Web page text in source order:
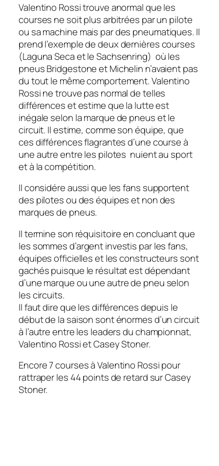
Valentino Rossi trouve anormal que les
courses ne soit plus arbitrées par un pilote
ou sa machine mais par des pneumatiques. Il
prend l’exemple de deux dernières courses
(Laguna Seca et le Sachsenring) où les
pneus Bridgestone et Michelin n’avaient pas
du tout le même comportement. Valentino
Rossi ne trouve pas normal de telles
différences et estime que la lutte est
inégale selon la marque de pneus et le
circuit. Il estime, comme son équipe, que
ces différences flagrantes d’une course à
une autre entre les pilotes nuient au sport
et à la compétition.
Il considére aussi que les fans supportent
des pilotes ou des équipes et non des
marques de pneus.
Il termine son réquisitoire en concluant que
les sommes d’argent investis par les fans,
équipes officielles et les constructeurs sont
gachés puisque le résultat est dépendant
d’une marque ou une autre de pneu selon
les circuits.
Il faut dire que les différences depuis le
début de la saison sont énormes d’un circuit
à l’autre entre les leaders du championnat,
Valentino Rossi et Casey Stoner.
Encore 7 courses à Valentino Rossi pour
rattraper les 44 points de retard sur Casey
Stoner.